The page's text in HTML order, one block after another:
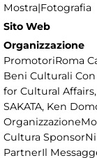
Mostra|Fotografia
Sito Web
Organizzazione
PromotoriRoma
Beni Culturali
for Cultural
SAKATA, Ken
Cultura
PartnerIl